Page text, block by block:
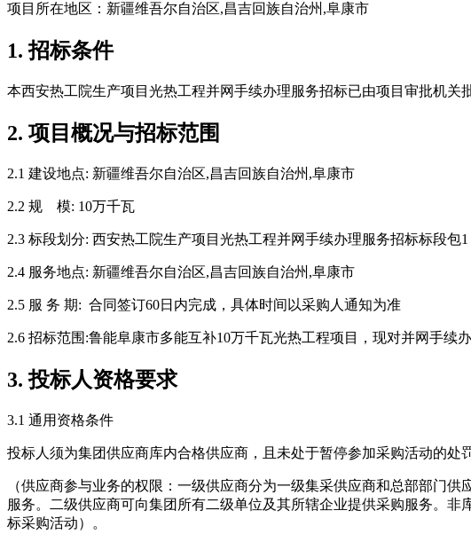
项目所在地区：新疆维吾尔自治区,昌吉回族自治州,阜康市
1. 招标条件
本西安热工院生产项目光热工程并网手续办理服务招标已由项目审批机
2. 项目概况与招标范围
2.1 建设地点: 新疆维吾尔自治区,昌吉回族自治州,阜康市
2.2 规 模: 10万千瓦
2.3 标段划分: 西安热工院生产项目光热工程并网手续办理服务招标标段包1
2.4 服务地点: 新疆维吾尔自治区,昌吉回族自治州,阜康市
2.5 服 务 期: 合同签订60日内完成，具体时间以采购人通知为准
2.6 招标范围:鲁能阜康市多能互补10万千瓦光热工程项目，现对并网手续
3. 投标人资格要求
3.1 通用资格条件
投标人须为集团供应商库内合格供应商，且未处于暂停参加采购活动的处
（供应商参与业务的权限：一级供应商分为一级集采供应商和总部部门
服务。二级供应商可向集团所有二级单位及其所辖企业提供采购服务。
标采购活动）。